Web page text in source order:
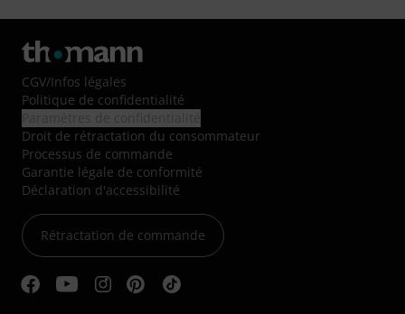
CGV/Infos légales
Politique de confidentialité
Droit de rétractation du consommateur
Processus de commande
Garantie légale de conformité
Déclaration d'accessibilité
Rétractation de commande